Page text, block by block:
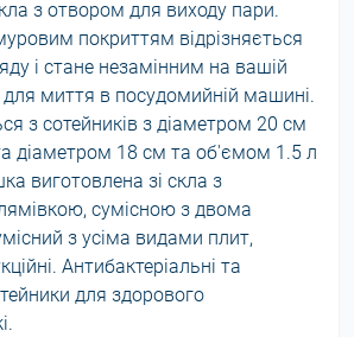
з отвором для виходу пари.
покриттям відрізняється
і стане незамінним на вашій
для миття в посудомийній машині.
з сотейників з діаметром 20 см
діаметром 18 см та об'ємом 1.5 л
виготовлена ​​зі скла з
сумісною з двома
з усіма видами плит,
Антибактеріальні та
для здорового